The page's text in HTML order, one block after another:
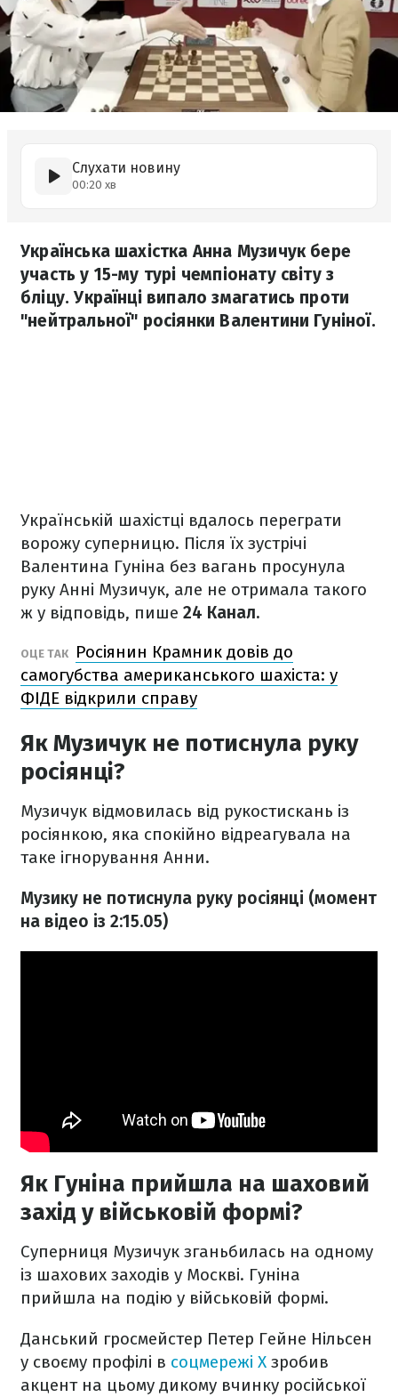
Слухати новину
00:20 хв
Українська шахістка Анна Музичук бере
участь у 15-му турі чемпіонату світу з
бліцу. Українці випало змагатись проти
"нейтральної" росіянки Валентини Гуніної.
Українській шахістці вдалось переграти
ворожу суперницю. Після їх зустрічі
Валентина Гуніна без вагань просунула
руку Анні Музичук, але не отримала такого
ж у відповідь, пише 24 Канал.
ОЦЕ ТАК
Росіянин Крамник довів до
самогубства американського шахіста: у
ФІДЕ відкрили справу
Як Музичук не потиснула руку
росіянці?
Музичук відмовилась від рукостискань із
росіянкою, яка спокійно відреагувала на
таке ігнорування Анни.
Музику не потиснула руку росіянці (момент
на відео із 2:15.05)
Як Гуніна прийшла на шаховий
захід у військовій формі?
Суперниця Музичук зганьбилась на одному
із шахових заходів у Москві. Гуніна
прийшла на подію у військовій формі.
Данський гросмейстер Петер Гейне Нільсен
у своєму профілі в соцмережі Х зробив
акцент на цьому дикому вчинку російської